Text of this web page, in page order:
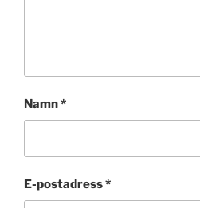
Namn*
E-postadress*